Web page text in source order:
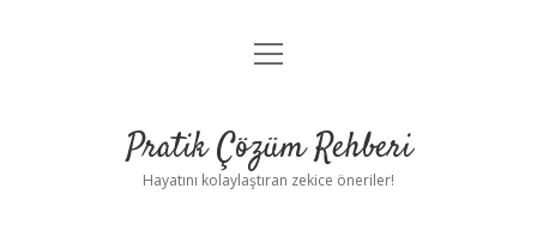
Anasayfa
Yasal Uyarı
menüyü
Pratik Çözüm Rehberi
Hayatını kolaylaştıran zekice öneriler!